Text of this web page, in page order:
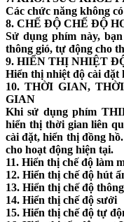
Các chức năng không có
8. CHẾ ĐỘ CHẾ ĐỘ
Sử dụng phím này,
thông gió, tự động cho
9. HIỂN THỊ NHIỆT
Hiển thị nhiệt độ cài đặt
10. THỜI GIAN,
GIAN
Khi sử dụng phím
hiển thị thời gian liên
cài đặt, hiển thị đồng
cho hoạt động hiện tại.
11. Hiển thị chế độ làm
12. Hiển thị chế độ hút
13. Hiển thị chế độ
14. Hiển thị chế độ sưởi
15. Hiển thị chế độ tự